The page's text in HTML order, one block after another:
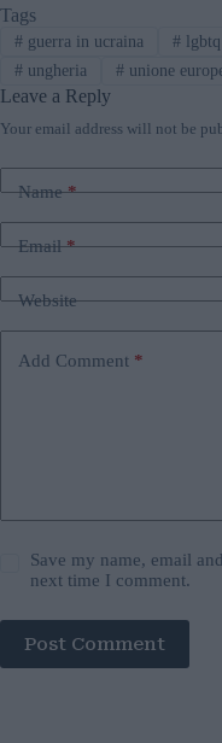
Tags
#guerra in ucraina #lgbtq
#ungheria #unione
Leave a Reply
Your email address will not be
Name*
Email*
Website
Add Comment *
Save my name, email
next time I comment.
Post Comment